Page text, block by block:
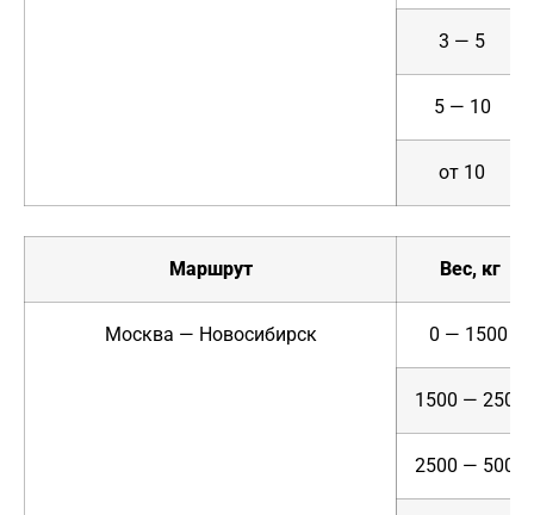
3 — 5
5 — 10
от 10
Маршрут Вес, кг
Москва — Новосибирск 0 — 1500
1500 — 2500
2500 — 5000